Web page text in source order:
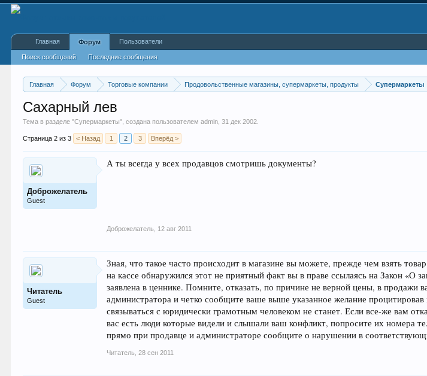
Главная Форум Торговые компании Продовольственные магазины, супермаркеты, продукты Супермаркеты
Сахарный лев
Тема в разделе "Супермаркеты", создана пользователемadmin ,31 дек 2002
Страница 2 из 3 < Назад 1 2 3 Вперёд >
Доброжелатель
Guest
А ты всегда у всех продавцов смотришь документы?
Доброжелатель 12 авг 2011
Читатель
Guest
Зная, что такое часто происходит в магазине вы можете, прежде чем взять
на кассе обнаружился этот не приятный факт вы в праве ссылаясь на Закон «О
заявлена в ценнике. Помните, отказать, по причине не верной цены, в продажи
администратора и четко сообщите ваше выше указанное желание
связываться с юридически грамотным человеком не станет. Если все-же вам
вас есть люди которые видели и слышали ваш конфликт, попросите их номера
прямо при продавце и администраторе сообщите о нарушении в
Читатель 28 сен 2011
Главная Форум
Поиск сообщений Последние сообщения
Пользователи